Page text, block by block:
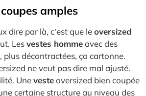
amples
dire par là, c'est que leoversized
Lesvestes hommeavec des
plus décontractées, ça cartonne.
ne veut pas dire mal ajusté.
Unevesteoversized bien coupée
certaine structure au niveau des